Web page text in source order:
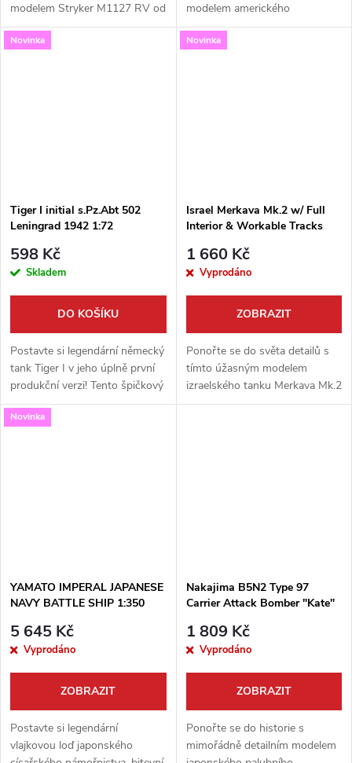
modelem Stryker M1127 RV od
Border Model. Tato stavebnice
v měřítku 1:72 vám nabízí
modelem amerického
obrněného vozidla Stryker
M1130 od Border Model. Tato
Novinka
Tiger I initial s.Pz.Abt 502
Leningrad 1942 1:72
598 Kč
Skladem
DO KOŠÍKU
Postavte si legendární německý
tank Tiger I v jeho úplně první
produkční verzi! Tento špičkový
model od Border Model v
měřítku 1:72 věrně zachycuje
Novinka
Israel Merkava Mk.2 w/ Full
Interior & Workable Tracks
1 660 Kč
Vyprodáno
ZOBRAZIT
Ponořte se do světa detailů s
tímto úžasným modelem
izraelského tanku Merkava Mk.2
od Border Model v měřítku
Novinka
YAMATO IMPERAL JAPANESE
NAVY BATTLE SHIP 1:350
5 645 Kč
Vyprodáno
ZOBRAZIT
Postavte si legendární
vlajkovou loď japonského
Nakajima B5N2 Type 97
Carrier Attack Bomber "Kate"
1 809 Kč
Vyprodáno
ZOBRAZIT
Ponořte se do historie s
mimořádně detailním modelem